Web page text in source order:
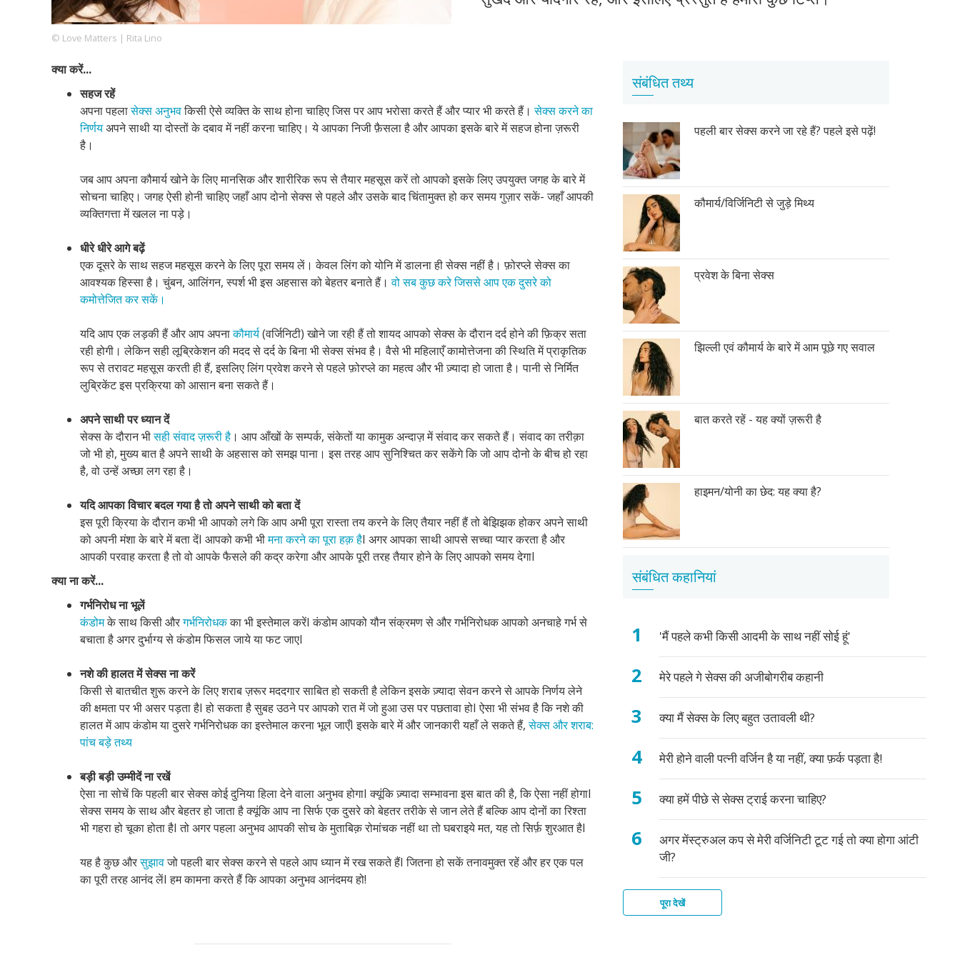
Footer
Company
हमारे सिद्धांत Just Poocho
© Love Matters | Rita Lino
क्या करें...
सहज रहें
अपना पहलासेक्स अनुभवकिसी ऐसे व्यक्ति के साथ होना चाहिए जिस पर आप भरोसा करते हैं और प्यार भी करते हैं।सेक्स करने का
निर्णयअपने साथी या दोस्तों के दबाव में नहीं करना चाहिए। ये आपका निजी फ़ैसला है और आपका इसके बारे में सहज होना ज़रूरी
है।
जब आप अपना कौमार्य खोने के लिए मानसिक और शारीरिक रूप से तैयार महसूस करें तो आपको इसके लिए उपयुक्त जगह के बारे में
सोचना चाहिए। जगह ऐसी होनी चाहिए जहाँ आप दोनो सेक्स से पहले और उसके बाद चिंतामुक्त हो कर समय गुज़ार सकें- जहाँ आपकी
व्यक्तिगत्ता में खलल ना पड़े।
धीरे धीरे आगे बढ़ें
एक दूसरे के साथ सहज महसूस करने के लिए पूरा समय लें। केवल लिंग को योनि में डालना ही सेक्स नहीं है। फ़ोरप्ले सेक्स का
आवश्यक हिस्सा है। चुंबन, आलिंगन, स्पर्श भी इस अहसास को बेहतर बनाते हैं। वो सब कुछ करे जिससे आप एक दुसरे को
कमोत्तेजित कर सकें।
यदि आप एक लड़की हैं और आप अपनाकौमार्य(वर्जिनिटी) खोने जा रही हैं तो शायद आपको सेक्स के दौरान दर्द होने की फ़िक्र सता
रही होगी। लेकिन सही लूब्रिकेशन की मदद से दर्द के बिना भी सेक्स संभव है। वैसे भी महिलाएँ कामोत्तेजना की स्थिति में प्राकृतिक
रूप से तरावट महसूस करती ही हैं, इसलिए लिंग प्रवेश करने से पहले फ़ोरप्ले का महत्व और भी ज़्यादा हो जाता है। पानी से निर्मित
लुब्रिकेंट इस प्रक्रिया को आसान बना सकते हैं।
अपने साथी पर ध्यान दें
सेक्स के दौरान भीसही संवाद ज़रूरी है । आप आँखों के सम्पर्क, संकेतों या कामुक अन्दाज़ में संवाद कर सकते हैं। संवाद का तरीक़ा
जो भी हो, मुख्य बात है अपने साथी के अहसास को समझ पाना। इस तरह आप सुनिश्चित कर सकेंगे कि जो आप दोनो के बीच हो रहा
है, वो उन्हें अच्छा लग रहा है।
यदि आपका विचार बदल गया है तो अपने साथी को बता दें
इस पूरी क्रिया के दौरान कभी भी आपको लगे कि आप अभी पूरा रास्ता तय करने के लिए तैयार नहीं हैं तो बेझिझक होकर अपने साथी
को अपनी मंशा के बारे में बता देंI आपको कभी भीमना करने का पूरा हक़ हैI अगर आपका साथी आपसे सच्चा प्यार करता है और
आपकी परवाह करता है तो वो आपके फैसले की कद्र करेगा और आपके पूरी तरह तैयार होने के लिए आपको समय देगाI
क्या ना करें...
गर्भनिरोध ना भूलें
कंडोमके साथ किसी औरगर्भनिरोधकका भी इस्तेमाल करेंI कंडोम आपको यौन संक्रमण से और गर्भनिरोधक आपको अनचाहे गर्भ से
बचाता है अगर दुर्भाग्य से कंडोम फिसल जाये या फट जाएI
नशे की हालत में सेक्स ना करें
किसी से बातचीत शुरू करने के लिए शराब ज़रूर मददगार साबित हो सकती है लेकिन इसके ज़्यादा सेवन करने से आपके निर्णय लेने
की क्षमता पर भी असर पड़ता हैI हो सकता है सुबह उठने पर आपको रात में जो हुआ उस पर पछतावा होI ऐसा भी संभव है कि नशे की
हालत में आप कंडोम या दुसरे गर्भनिरोधक का इस्तेमाल करना भूल जाएँI इसके बारे में और जानकारी यहाँ ले सकते हैं,सेक्स और शराब:
पांच बड़े तथ्य
बड़ीबड़ीउम्मीदेंना रखें
ऐसा ना सोचें कि पहली बार सेक्स कोई दुनिया हिला देने वाला अनुभव होगाI क्यूंकि ज़्यादा सम्भावना इस बात की है, कि ऐसा नहीं होगाI
सेक्स समय के साथ और बेहतर हो जाता है क्यूंकि आप ना सिर्फ एक दुसरे को बेहतर तरीके से जान लेते हैं बल्कि आप दोनों का रिश्ता
भी गहरा हो चूका होता हैI तो अगर पहला अनुभव आपकी सोच के मुताबिक़ रोमांचक नहीं था तो घबराइये मत, यह तो सिर्फ़ शुरआत हैI
यह है कुछ औरसुझावजो पहली बार सेक्स करने से पहले आप ध्यान में रख सकते हैंI जितना हो सकें तनावमुक्त रहें और हर एक पल
का पूरी तरह आनंद लेंI हम कामना करते हैं कि आपका अनुभव आनंदमय हो!
संबंधित तथ्य
पहली बार सेक्स करने जा रहे हैं? पहले इसे पढ़ें!
कौमार्य/विर्जिनिटी से जुड़े मिथ्य
प्रवेश के बिना सेक्स
झिल्ली एवं कौमार्य के बारे में आम पूछे गए सवाल
बात करते रहें - यह क्यों ज़रूरी है
हाइमन/योनी का छेद: यह क्या है?
संबंधित कहानियां
'मैं पहले कभी किसी आदमी के साथ नहीं सोई हूं'
मेरे पहले गे सेक्स की अजीबोगरीब कहानी
क्या मैं सेक्स के लिए बहुत उतावली थी?
मेरी होने वाली पत्नी वर्जिन है या नहीं, क्या फ़र्क पड़ता है!
क्या हमें पीछे से सेक्स ट्राई करना चाहिए?
अगर मेंस्ट्रुअल कप से मेरी वर्जिनिटी टूट गई तो क्या होगा आंटी
जी?
पूरा देखें